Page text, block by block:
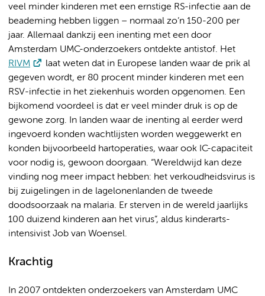
veel minder kinderen met een ernstige RS-infectie aan de
beademing hebben liggen – normaal zo’n 150-200 per
jaar. Allemaal dankzij een inenting met een door
Amsterdam UMC-onderzoekers ontdekte antistof. Het
RIVM
laat weten dat in Europese landen waar de prik al
gegeven wordt, er 80 procent minder kinderen met een
RSV-infectie in het ziekenhuis worden opgenomen. Een
bijkomend voordeel is dat er veel minder druk is op de
gewone zorg. In landen waar de inenting al eerder werd
ingevoerd konden wachtlijsten worden weggewerkt en
konden bijvoorbeeld hartoperaties, waar ook IC-capaciteit
voor nodig is, gewoon doorgaan. “Wereldwijd kan deze
vinding nog meer impact hebben: het verkoudheidsvirus is
bij zuigelingen in de lagelonenlanden de tweede
doodsoorzaak na malaria. Er sterven in de wereld jaarlijks
100 duizend kinderen aan het virus”, aldus kinderarts-
intensivist Job van Woensel.
Krachtig
In 2007 ontdekten onderzoekers van Amsterdam UMC